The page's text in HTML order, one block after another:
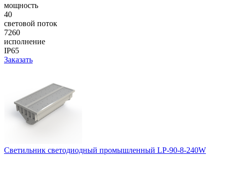
мощность
40
световой поток
7260
исполнение
IP65
Заказать
Светильник светодиодный промышленный LP-90-8-240W